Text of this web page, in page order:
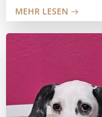
MEHR LESEN